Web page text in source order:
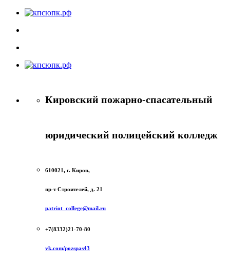
Кировский пожарно-спасательный
юридический полицейский колледж
610021, г. Киров,
пр-т Строителей, д. 21
patriot_college@mail.ru
+7(8332)21-70-80
vk.com/pozspas43